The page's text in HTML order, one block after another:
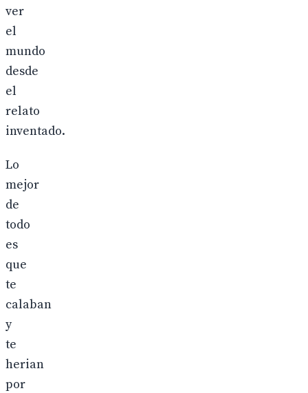
ver
el
mundo
desde
el
relato
inventado.
Lo
mejor
de
todo
es
que
te
calaban
y
te
herian
por